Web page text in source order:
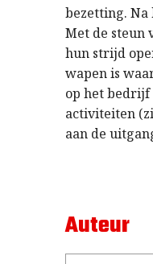
bezetting. Na
Met de steun
hun strijd
wapen is
op het bedrijf
activiteiten
aan de
Auteur